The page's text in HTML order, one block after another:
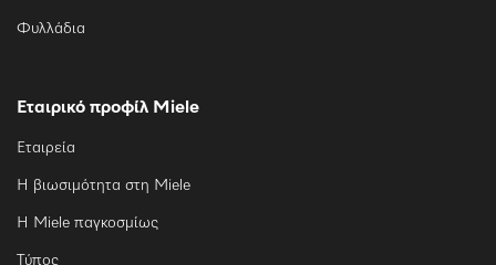
Φυλλάδια
Εταιρικό προφίλ Miele
Εταιρεία
Η βιωσιμότητα στη Miele
Η Miele παγκοσμίως
Τύπος